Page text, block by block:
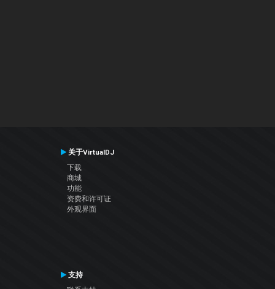
关于VirtualDJ
下载
商城
功能
资费和许可证
外观界面
支持